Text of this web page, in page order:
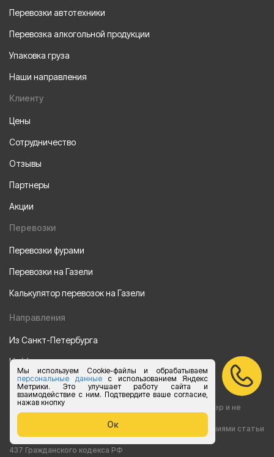
Мы используем Cookie-файлы и обрабатываем
персональные данныес использованием Яндекс
Метрики. Это улучшает работу сайта и
взаимодействие с ним. Подтвердите ваше согласие,
нажав кнопку
Ок
Перевозки автотехники
Перевозка алкогольной продукции
Упаковка груза
Наши направления
Клиенту
Цены
Сотрудничество
Отзывы
Партнеры
Акции
Перевозки
Перевозки фурами
Перевозки на Газели
Калькулятор перевозок на Газели
Направления
Из Санкт-Петербурга
Из Москвы
Все права защищены 2015-2026 г.
Информация на сайте носит ознакомительный характер и не
является публичной офертой, определяемой положениями статьи
437 Гражданского кодекса РФ